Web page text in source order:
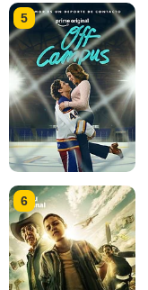
5
6